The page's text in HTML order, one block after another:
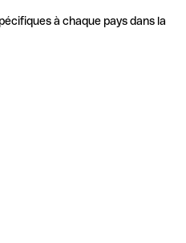
à chaque pays dans la